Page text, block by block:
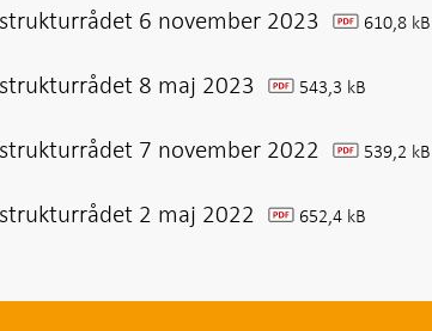
6 november 2023 pdf 610,8 kB
8 maj 2023 pdf 543,3 kB
7 november 2022 pdf 539,2 kB
2 maj 2022 pdf 652,4 kB